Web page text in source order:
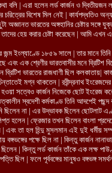
বলি | এরা হলেন লর্ড কার্জন ও দ্বিতীয়জন
চরিত্রের বিশেষ মিল নেই | কার্যপদ্ধতিও
অজ্ঞানত ভারতের অঙ্গহানির চেষ্টার
হেয় করার চেষ্টা করেছেন | আমি এখন
ইংল্যাণ্ডে ১৮৫৯ সালে | তার মানে
এক শ্রেণীর ভারতবাসীর মনে ব্রিটিশ
ভারতের রাজধাণী ছিল কলকাতায়|
মগ্ন থাকতেন | রবীন্দ্রনাথ
সত্বেও কার্জন নিজেকে ছোট ইংরেজ
স্বদেশী কর্মকাণ্ড তিনি আদপেই
ছিলেন না | এর উদ্ভাবক ছিলেন ছোটলাট
হলেন | ফ্রেজার তখন ছিলেন বাংলা
এবং তা হল হিন্দু মুসলমান এই দুই ধর্মীয়
পক্ষে ছিল না | কিন্তু কার্জন
| কিন্তু লর্ড কার্জন তাঁকে এক লক্ষ
ছিল | ফলে পূর্ববঙ্গের মানুষও বঙ্গভঙ্গ